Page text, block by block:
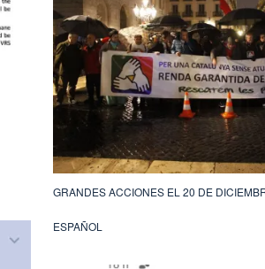
GRANDES ACCIONES EL 20 DE
ESPAÑOL